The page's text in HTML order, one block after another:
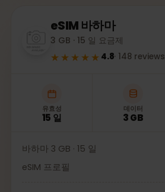
eSIM 바하마
3 GB · 15 일 요금제
★★★★★ 4.8· 148 reviews
유효성
15 일
데이터
3 GB
바하마 3 GB · 15 일
eSIM 프로필